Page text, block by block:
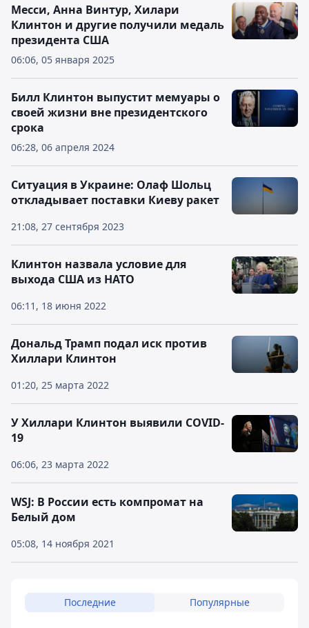
06:06, 05 января 2025
Месси, Анна Винтур, Хилари
Клинтон и другие получили медаль
президента США
06:28, 06 апреля 2024
Билл Клинтон выпустит мемуары о
своей жизни вне президентского
срока
21:08, 27 сентября 2023
Ситуация в Украине: Олаф Шольц
откладывает поставки Киеву ракет
06:11, 18 июня 2022
Клинтон назвала условие для
выхода США из НАТО
01:20, 25 марта 2022
Дональд Трамп подал иск против
Хиллари Клинтон
06:06, 23 марта 2022
У Хиллари Клинтон выявили COVID-
19
05:08, 14 ноября 2021
WSJ: В России есть компромат на
Белый дом
Последние Популярные